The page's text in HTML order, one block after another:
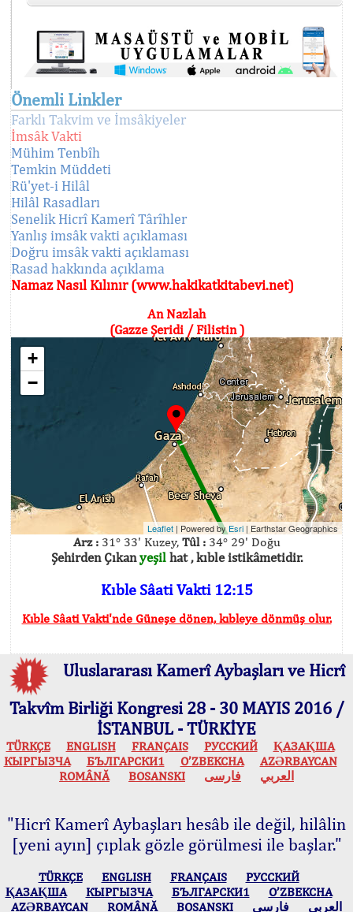
Önemli Linkler
Farklı Takvim ve İmsâkiyeler
İmsâk Vakti
Mühim Tenbîh
Temkin Müddeti
Rü'yet-i Hilâl
Hilâl Rasadları
Senelik Hicrî Kamerî Târîhler
Yanlış imsâk vakti açıklaması
Doğru imsâk vakti açıklaması
Rasad hakkında açıklama
Namaz Nasıl Kılınır (www.hakikatkitabevi.net)
An Nazlah
(Gazze Şeridi / Filistin )
+
−
Leaflet | Powered byEsri | Earthstar Geographics
Arz :31° 33' Kuzey, Tûl :34° 29' Doğu
Şehirden Çıkanyeşilhat , kıble istikâmetidir.
Kıble Sâati Vakti 12:15
Kıble Sâati Vakti'nde Güneşe dönen, kıbleye dönmüş olur.
Uluslararası Kamerî Aybaşları ve Hicrî
Takvîm Birliği Kongresi 28 - 30 MAYIS 2016 /
İSTANBUL - TÜRKİYE
TÜRKÇE ENGLISH FRANÇAIS РУССКИЙ
ҚАЗАҚША
КЫPГЫЗЧA
БЪЛГАРСКИ1 O’ZBEKCHA
AZӘRBAYCAN
ROMÂNĂ
BOSANSKI العربي فارسی
"Hicrî Kamerî Aybaşları hesâb ile değil, hilâlin
[yeni ayın] çıplak gözle görülmesi ile başlar."
TÜRKÇE ENGLISH FRANÇAIS
РУССКИЙ
ҚАЗАҚША
КЫPГЫЗЧA БЪЛГАРСКИ1
O’ZBEKCHA
AZӘRBAYCAN
ROMÂNĂ BOSANSKI العربي فارسی